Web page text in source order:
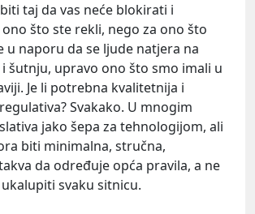
taj da vas neće blokirati i
što ste rekli, nego za ono što
u naporu da se ljude natjera na
šutnju, upravo ono što smo imali u
Je li potrebna kvalitetnija i
Svakako. U mnogim
jako šepa za tehnologijom, ali
biti minimalna, stručna,
da određuje opća pravila, a ne
svaku sitnicu.